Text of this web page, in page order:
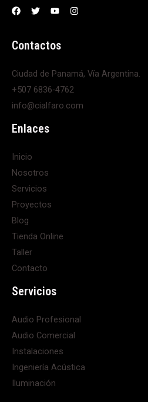
Contactos
Ciudad de Panamá, Vía Argentina.
+507 6836-4762
info@cialfaro.com
Enlaces
Inicio
Nosotros
Servicios
Proyectos
Blog
Tienda Online
Taller
Contacto
Servicios
Audio Profesional
Audio Comercial
Instalaciones
Ingeniería Acústica
Iluminación